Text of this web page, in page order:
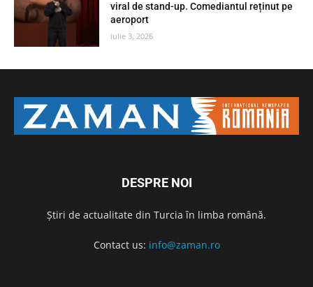
viral de stand-up. Comediantul reținut pe
aeroport
iulie 3, 2026
DESPRE NOI
Știri de actualitate din Turcia în limba română.
Contact us: info@zaman.ro